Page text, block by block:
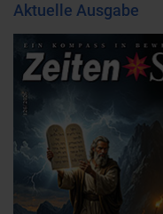
Aktuelle Ausgabe